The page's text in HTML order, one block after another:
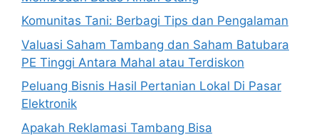
Komunitas Tani: Berbagi Tips dan Pengalaman
Valuasi Saham Tambang dan Saham Batubara
PE Tinggi Antara Mahal atau Terdiskon
Peluang Bisnis Hasil Pertanian Lokal Di Pasar
Elektronik
Apakah Reklamasi Tambang Bisa